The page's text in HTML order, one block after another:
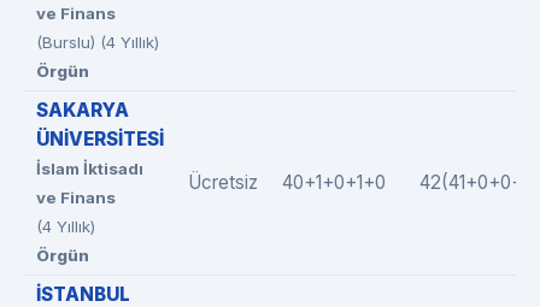
ve Finans
(Burslu) (4 Yıllık)
Örgün
SAKARYA
ÜNİVERSİTESİ
İslam İktisadı
ve Finans
(4 Yıllık)
Örgün
Ücretsiz 40+1+0+1+0
İSTANBUL